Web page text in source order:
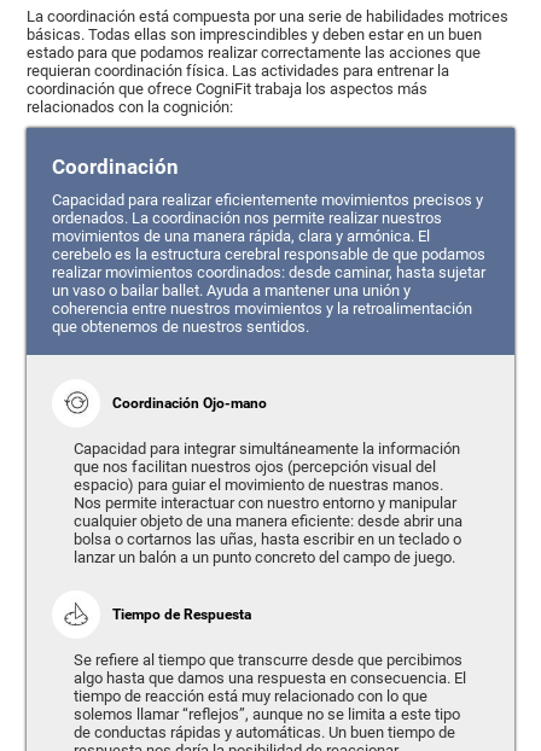
La coordinación está compuesta por una serie de habilidades motrices
básicas. Todas ellas son imprescindibles y deben estar en un buen
estado para que podamos realizar correctamente las acciones que
requieran coordinación física. Las actividades para entrenar la
coordinación que ofrece CogniFit trabaja los aspectos más
relacionados con la cognición:
Coordinación
Capacidad para realizar eficientemente movimientos precisos y
ordenados. La coordinación nos permite realizar nuestros
movimientos de una manera rápida, clara y armónica. El
cerebelo es la estructura cerebral responsable de que podamos
realizar movimientos coordinados: desde caminar, hasta sujetar
un vaso o bailar ballet. Ayuda a mantener una unión y
coherencia entre nuestros movimientos y la retroalimentación
que obtenemos de nuestros sentidos.
Coordinación Ojo-mano
Capacidad para integrar simultáneamente la información
que nos facilitan nuestros ojos (percepción visual del
espacio) para guiar el movimiento de nuestras manos.
Nos permite interactuar con nuestro entorno y manipular
cualquier objeto de una manera eficiente: desde abrir una
bolsa o cortarnos las uñas, hasta escribir en un teclado o
lanzar un balón a un punto concreto del campo de juego.
Tiempo de Respuesta
Se refiere al tiempo que transcurre desde que percibimos
algo hasta que damos una respuesta en consecuencia. El
tiempo de reacción está muy relacionado con lo que
solemos llamar “reflejos”, aunque no se limita a este tipo
de conductas rápidas y automáticas. Un buen tiempo de